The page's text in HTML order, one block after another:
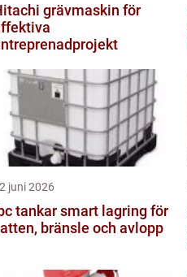
grävmaskin för
juni 2026
smart lagring för
bränsle och avlopp